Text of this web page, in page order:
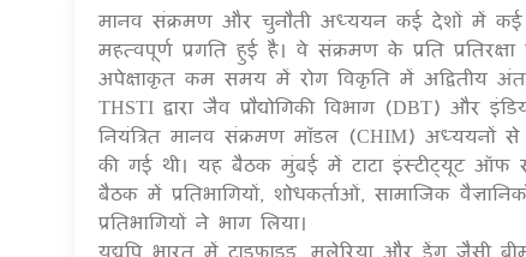
मानव संक्रमण और चुनौती अध्ययन कई देशों में
महत्वपूर्ण प्रगति हुई है। वे संक्रमण के प्रति
अपेक्षाकृत कम समय में रोग विकृति में अद्वितीय
THSTI द्वारा जैव प्रौद्योगिकी विभाग (DBT)
नियंत्रित मानव संक्रमण मॉडल (CHIM) अध्ययनों
की गई थी। यह बैठक मुंबई में टाटा इंस्टीट्यूट
बैठक में प्रतिभागियों, शोधकर्ताओं, सामाजिक
प्रतिभागियों ने भाग लिया।